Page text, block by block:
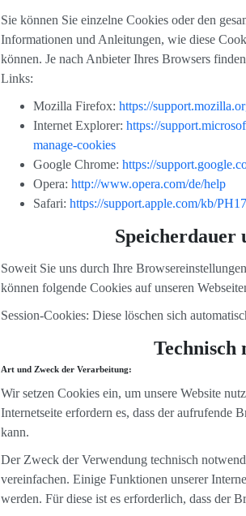
Sie können Sie einzelne Cookies oder den
Informationen und Anleitungen, wie diese
können. Je nach Anbieter Ihres Browsers
Links:
Mozilla Firefox: https://
Internet Explorer: https://
manage-cookies
Google Chrome: https://
Opera: http://www.opera.com/de/help
Safari: https://support.apple.com/kb/
Speicherdauer
Soweit Sie uns durch Ihre
können folgende Cookies auf unseren
Session-Cookies: Diese löschen sich
Technisch
Art und Zweck der Verarbeitung:
Wir setzen Cookies ein, um unsere Website
Internetseite erfordern es, dass der aufrufende
kann.
Der Zweck der Verwendung technisch
vereinfachen. Einige Funktionen unserer
werden. Für diese ist es erforderlich, dass der